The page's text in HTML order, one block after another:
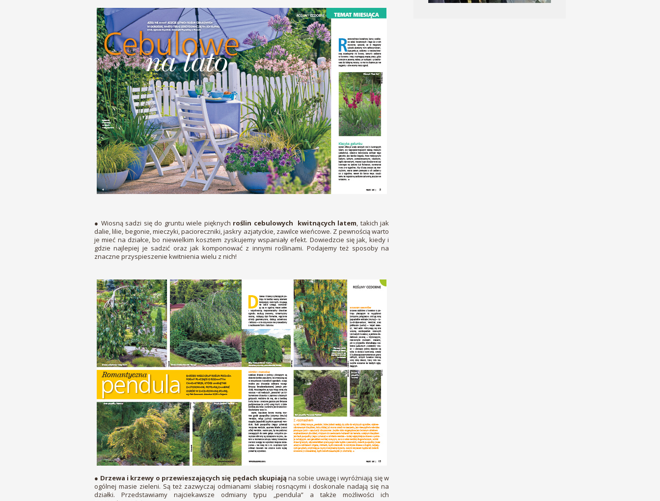
● Wiosną sadzi się do gruntu wiele pięknych roślin cebulowych kwitnących latem, takich jak
dalie, lilie, begonie, mieczyki, pacioreczniki, jaskry azjatyckie, zawilce wieńcowe. Z pewnością warto
je mieć na działce, bo niewielkim kosztem zyskujemy wspaniały efekt. Dowiedzcie się jak, kiedy i
gdzie najlepiej je sadzić oraz jak komponować z innymi roślinami. Podajemy też sposoby na
znaczne przyspieszenie kwitnienia wielu z nich!
● Drzewa i krzewy o przewieszających się pędach skupiają na sobie uwagę i wyróżniają się w
ogólnej masie zieleni. Są też zazwyczaj odmianami słabiej rosnącymi i doskonale nadają się na
działki. Przedstawiamy najciekawsze odmiany typu „pendula” a także możliwości ich